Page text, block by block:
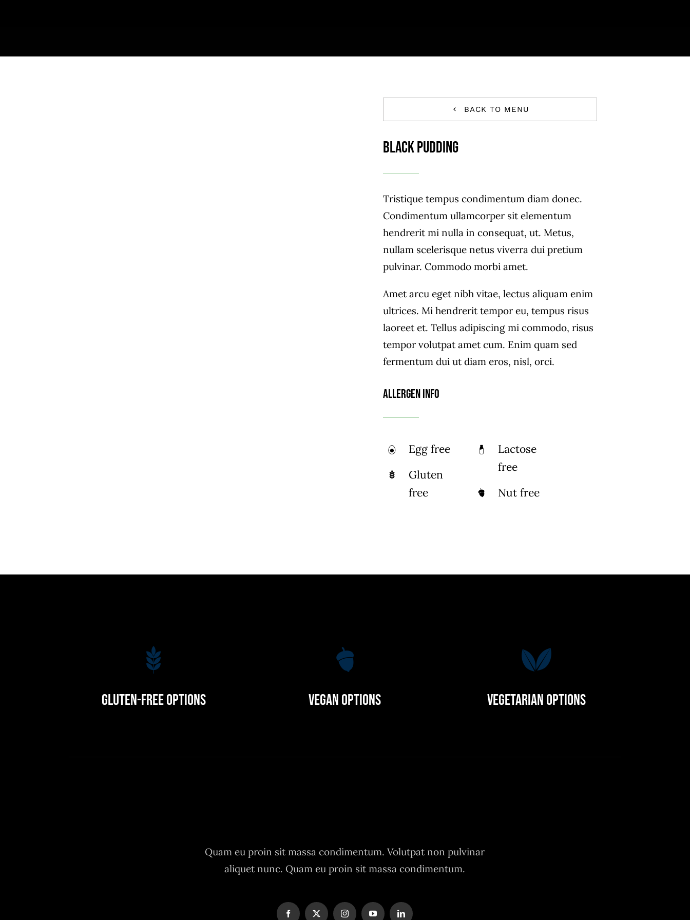
BACK TO MENU
Black Pudding
Tristique tempus condimentum diam donec.
Condimentum ullamcorper sit elementum
hendrerit mi nulla in consequat, ut. Metus,
nullam scelerisque netus viverra dui pretium
pulvinar. Commodo morbi amet.
Amet arcu eget nibh vitae, lectus aliquam enim
ultrices. Mi hendrerit tempor eu, tempus risus
laoreet et. Tellus adipiscing mi commodo, risus
tempor volutpat amet cum. Enim quam sed
fermentum dui ut diam eros, nisl, orci.
Allergen Info
Egg free
Gluten
free
Lactose
free
Nut free
Gluten-Free Options Vegan Options Vegetarian Options
Quam eu proin sit massa condimentum. Volutpat non pulvinar
aliquet nunc. Quam eu proin sit massa condimentum.